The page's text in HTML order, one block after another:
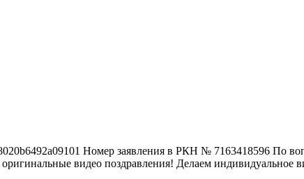
Номер заявления в РКН № 7163418596 По
видео поздравления! Делаем индивидуальное